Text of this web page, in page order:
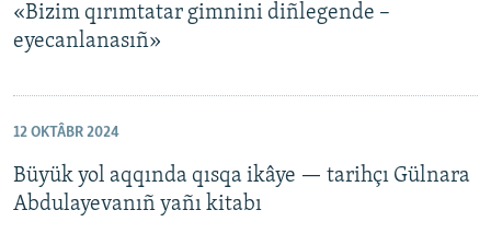
«Bizim qırımtatar gimnini diñlegende –
eyecanlanasıñ»
12 OKTÂBR 2024
Büyük yol aqqında qısqa ikâye — tarihçı Gülnara
Abdulayevanıñ yañı kitabı